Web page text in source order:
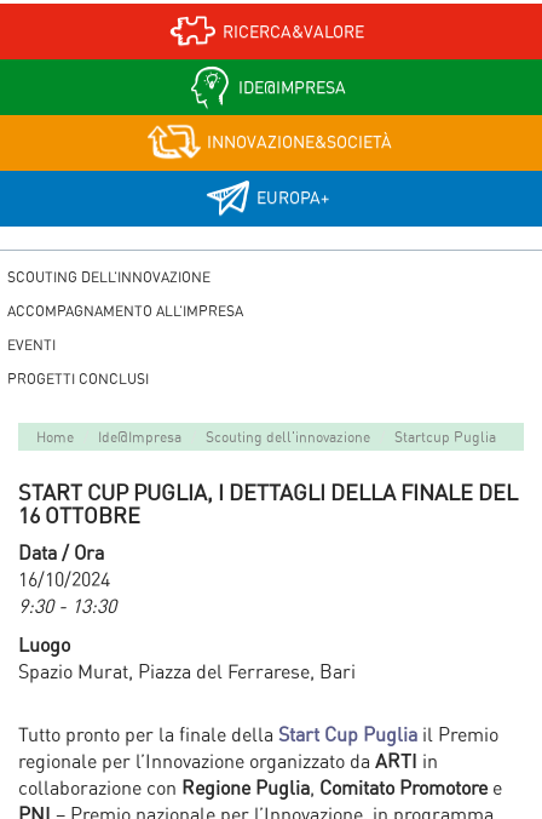
RICERCA&VALORE
IDE@IMPRESA
INNOVAZIONE&SOCIETÀ
EUROPA+
SCOUTING DELL’INNOVAZIONE
ACCOMPAGNAMENTO ALL’IMPRESA
EVENTI
PROGETTI CONCLUSI
Home Ide@Impresa Scouting dell'innovazione Startcup Puglia
START CUP PUGLIA, I DETTAGLI DELLA FINALE DEL
16 OTTOBRE
Data / Ora
16/10/2024
9:30 - 13:30
Luogo
Spazio Murat, Piazza del Ferrarese, Bari
Tutto pronto per la finale della Start Cup Puglia il Premio
regionale per l’Innovazione organizzato da ARTI in
collaborazione con Regione Puglia, Comitato Promotoree
PNI – Premio nazionale per l’Innovazione, in programma